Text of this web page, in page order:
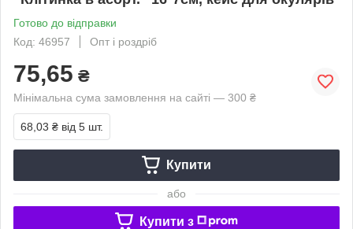
Готово до відправки
Код: 46957
Опт і роздріб
75,65 ₴
Мінімальна сума замовлення на сайті — 300 ₴
68,03 ₴ від 5 шт.
Купити
або
Купити з